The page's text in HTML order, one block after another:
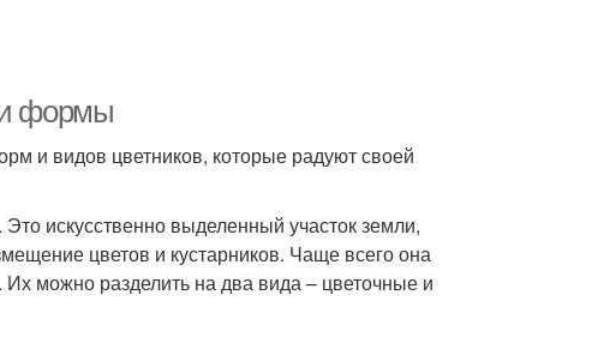
формы
и видов цветников, которые радуют своей
искусственно выделенный участок земли,
цветов и кустарников. Чаще всего она
можно разделить на два вида – цветочные и